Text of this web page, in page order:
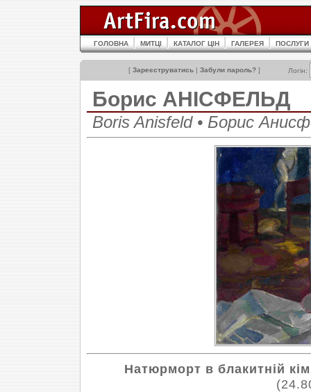
ГОЛОВНА МИТЦІ КАТАЛОГ ЦІН ГАЛЕРЕЯ ПОСЛУГИ
[ Зареєструватись | Забули пароль? ] Логін:
Борис АНІСФЕЛЬД
Boris Anisfeld • Борис
Натюрморт в блакитній